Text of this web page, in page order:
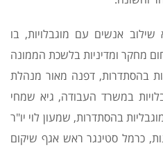
אנשים עם מוגבלויות, בו
מחקר ומדיניות בלשכת הממונה
בהסתדרות, דפנה מאור מנהלת
במשרד העבודה, גיא שמחי
בהסתדרות, שמעון לוי יו"ר
כרמל סטינגר ראש אגף שיקום